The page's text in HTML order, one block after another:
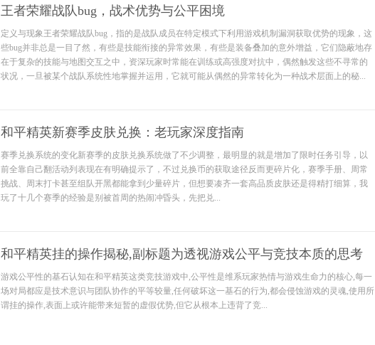
王者荣耀战队bug，战术优势与公平困境
定义与现象王者荣耀战队bug，指的是战队成员在特定模式下利用游戏机制漏洞获取优势的现象，这
些bug并非总是一目了然，有些是技能衔接的异常效果，有些是装备叠加的意外增益，它们隐蔽地存
在于复杂的技能与地图交互之中，资深玩家时常能在训练或高强度对抗中，偶然触发这些不寻常的
状况，一旦被某个战队系统性地掌握并运用，它就可能从偶然的异常转化为一种战术层面上的秘...
和平精英新赛季皮肤兑换：老玩家深度指南
赛季兑换系统的变化新赛季的皮肤兑换系统做了不少调整，最明显的就是增加了限时任务引导，以
前全靠自己翻活动列表现在有明确提示了，不过兑换币的获取途径反而更碎片化，赛季手册、周常
挑战、周末打卡甚至组队开黑都能拿到少量碎片，但想要凑齐一套高品质皮肤还是得精打细算，我
玩了十几个赛季的经验是别被首周的热闹冲昏头，先把兑...
和平精英挂的操作揭秘,副标题为透视游戏公平与竞技本质的思考
游戏公平性的基石认知在和平精英这类竞技游戏中,公平性是维系玩家热情与游戏生命力的核心,每一
场对局都应是技术意识与团队协作的平等较量,任何破坏这一基石的行为,都会侵蚀游戏的灵魂,使用所
谓挂的操作,表面上或许能带来短暂的虚假优势,但它从根本上违背了竞...